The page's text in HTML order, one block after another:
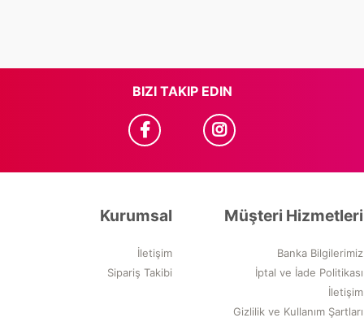
BIZI TAKIP EDIN
Kurumsal
İletişim
Sipariş Takibi
Müşteri Hizmetleri
Banka Bilgilerimiz
İptal ve İade Politikası
İletişim
Gizlilik ve Kullanım Şartları